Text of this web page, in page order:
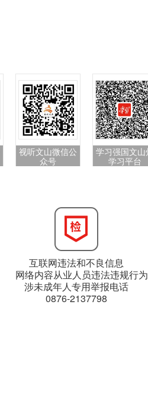
视听文山微信公
众号
学习强国文山
学习平台
互联网违法和不良信息
网络内容从业人员违法违规行为
涉未成年人专用举报电话
0876-2137798